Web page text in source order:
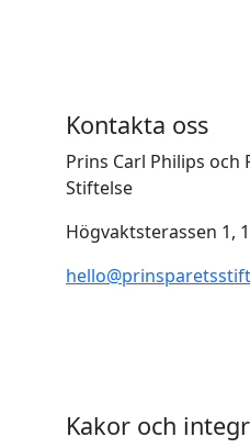
Kontakta oss
Prins Carl Philips och
Stiftelse
Högvaktsterassen 1,
Kakor och